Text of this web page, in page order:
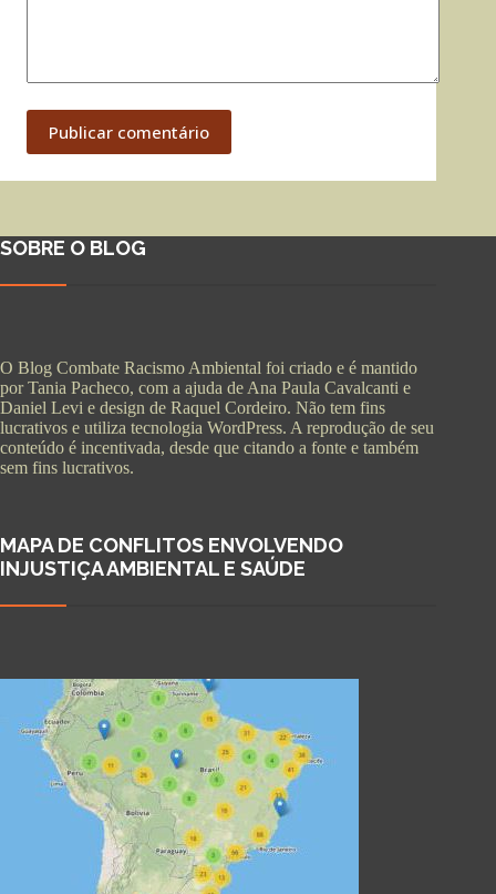
Publicar comentário
SOBRE O BLOG
O Blog Combate Racismo Ambiental foi criado e é mantido
por Tania Pacheco, com a ajuda de Ana Paula Cavalcanti e
Daniel Levi e design de Raquel Cordeiro. Não tem fins
lucrativos e utiliza tecnologia WordPress. A reprodução de seu
conteúdo é incentivada, desde que citando a fonte e também
sem fins lucrativos.
MAPA DE CONFLITOS ENVOLVENDO
INJUSTIÇA AMBIENTAL E SAÚDE